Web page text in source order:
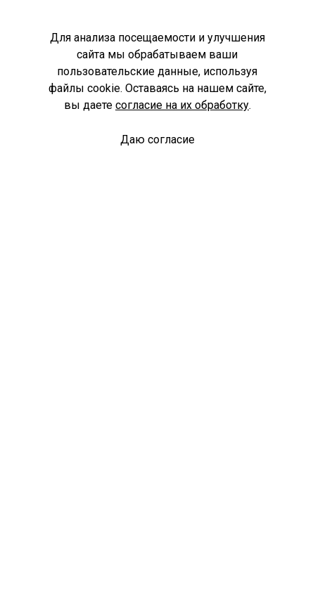
Для анализа посещаемости и улучшения
сайта мы обрабатываем ваши
пользовательские данные, используя
файлы cookie. Оставаясь на нашем сайте,
вы даете согласие на их обработку.
Даю согласие